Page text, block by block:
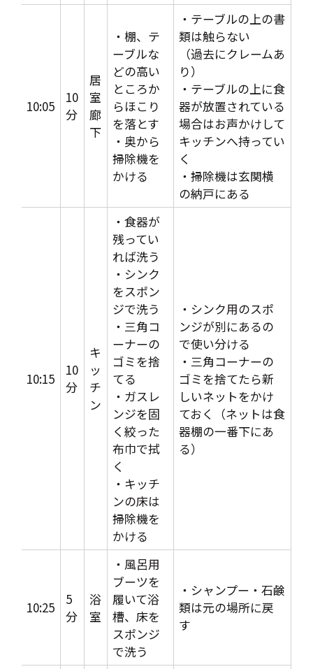
10:05
10
分
居
室
廊
下
・棚、テ
ーブルな
どの高い
ところか
らほこり
を落とす
・奥から
掃除機を
かける
・テーブルの上の書
類は触らない
（過去にクレームあ
り）
・テーブルの上に食
器が放置されている
場合はお声かけして
キッチンへ持ってい
く
・掃除機は玄関横
の納戸にある
10:15
10
分
キ
ッ
チ
ン
・食器が
残ってい
れば洗う
・シンク
をスポン
ジで洗う
・三角コ
ーナーの
ゴミを捨
てる
・ガスレ
ンジを固
く絞った
布巾で拭
く
・キッチ
ンの床は
掃除機を
かける
・シンク用のスポ
ンジが別にあるの
で使い分ける
・三角コーナーの
ゴミを捨てたら新
しいネットをかけ
ておく（ネットは食
器棚の一番下にあ
る）
10:25
5
分
浴
室
・風呂用
ブーツを
履いて浴
槽、床を
スポンジ
で洗う
・シャンプー・石鹸
類は元の場所に戻
す